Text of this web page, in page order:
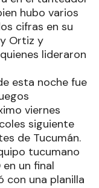
hubo varios
cifras en su
Ortiz y
lideraron
esta noche fue
viernes
siguiente
de Tucumán.
tucumano
un final
con una planilla